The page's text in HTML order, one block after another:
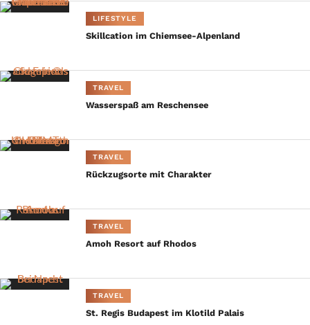
LIFESTYLE
Skillcation im Chiemsee-Alpenland
TRAVEL
Wasserspaß am Reschensee
TRAVEL
Rückzugsorte mit Charakter
TRAVEL
Amoh Resort auf Rhodos
TRAVEL
St. Regis Budapest im Klotild Palais